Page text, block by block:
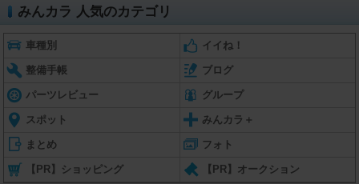
みんカラ 人気のカテゴリ
車種別 イイね！
整備手帳 ブログ
パーツレビュー グループ
スポット みんカラ＋
まとめ フォト
【PR】ショッピング 【PR】オークション